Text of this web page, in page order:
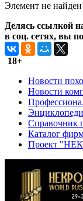
Элемент не
Делясь ссылкой
в соц. сетях, вы
18+
Новости
Новости
Справочник
Каталог
Проект